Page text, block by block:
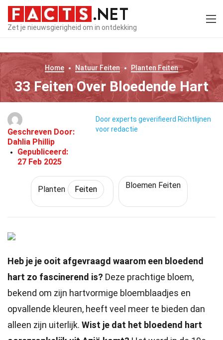
Zet je nieuwsgierigheid om in ontdekking
Home Natuur Feiten Planten Feiten
33 Feiten Over Bloedende Hart
Geschreven Door:
Dahlia Phillip
Gepubliceerd:
27 Feb 2025
Door experts geverifieerd Richtlijnen
voor redactie
Planten Feiten Bloemen Feiten
Heb je je ooit afgevraagd waarom een bloedend
hart zo fascinerend is? Deze prachtige bloem,
bekend om zijn hartvormige bloemblaadjes en
opvallende kleuren, heeft veel meer te bieden dan
alleen zijn uiterlijk. Wist je dat het bloedend hart